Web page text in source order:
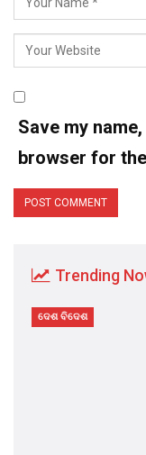
Save my
browser for
Trending
ଦେଶ ବିଦେଶ